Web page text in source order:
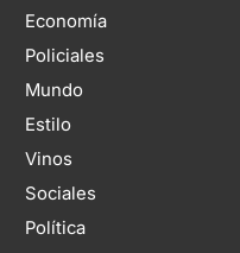
Economía
Policiales
Mundo
Estilo
Vinos
Sociales
Política